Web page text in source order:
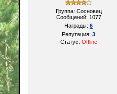
Группа: Сосновец
Сообщений: 1077
Награды: 6
Репутация: 3
Статус: Offline